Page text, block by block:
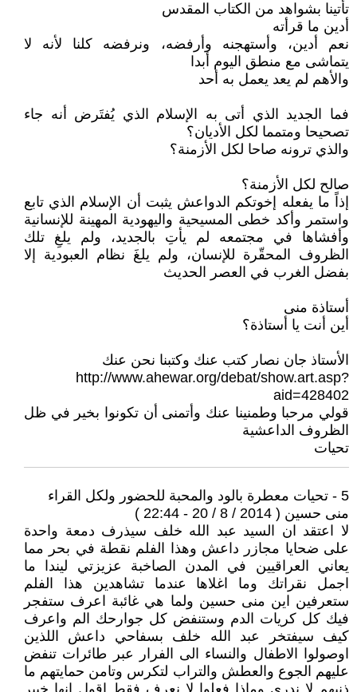
تأتينا بشواهد من الكتاب المقدس
أدين ما قرأته
نعم أدين، وأستهجنه وأرفضه، ونرفضه كلنا لأنه لا
يتماشى مع منطق اليوم أبدا
والأهم لم يعد يعمل به أحد
فما الجديد الذي أتى به الإسلام الذي يُفتَرض أنه جاء
تصحيحا ومتمما لكل الأديان؟
والذي ترونه صاحا لكل الأزمنة؟
صالح لكل الأزمنة؟
إذاً ما يفعله إخوتكم الدواعش يثبت أن الإسلام الذي تابع
واستمر وأكد خطى المسيحية واليهودية المهينة للإنسانية
وأفشاها في مجتمعه لم يأتِ بالجديد، ولم يلغِ تلك
الظروف المحقّرة للإنسان، ولم يلغَ نظام العبودية إلا
بفضل الغرب في العصر الحديث
أستاذة منى
أين أنت يا أستاذة؟
الأستاذ جان نصار كتب عنك وكتبنا نحن عنك
http://www.ahewar.org/debat/show.art.asp?
aid=428402
قولي مرحبا وطمنينا عنك وأتمنى أن تكونوا بخير في ظل
الظروف الداعشية
تحيات
5 - تحيات معطرة بالود والمحبة للحضور ولكل القراء
منى حسين ( 2014 / 8 / 20 - 22:44 )
لا اعتقد ان السيد عبد الله خلف سيذرف دمعة واحدة
على ضحايا مجازر داعش وهذا الفلم نقطة في بحر مما
يعاني العراقيين في المدن الصاخبة عزيزتي ليندا ما
اجمل نقراتك وما اغلاها عندما تشاهدين هذا الفلم
ستعرفين اين منى حسين ولما هي غائبة اعرف ستفجر
فيك كل كريات الدم وستنفض كل جوارحك الم واعرف
كيف سيفتخر عبد الله خلف بسفاحي داعش اللذين
اوصولوا الاطفال والنساء الى الفرار عبر طائرات تنفض
عليهم الجوع والعطش والتراب لتكرس وتامن حمايتهم ما